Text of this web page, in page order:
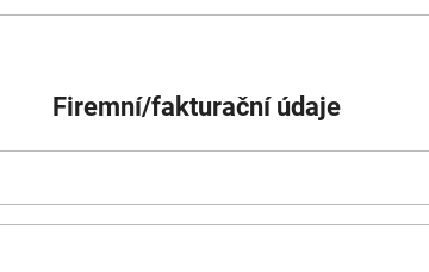
Firemní/fakturační údaje